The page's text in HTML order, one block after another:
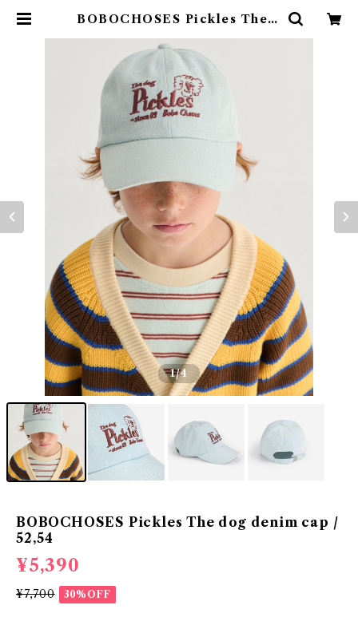
BOBOCHOSES Pickles The d
1/4
BOBOCHOSES Pickles The dog denim cap /
52,54
¥5,390
¥7,700 30%OFF